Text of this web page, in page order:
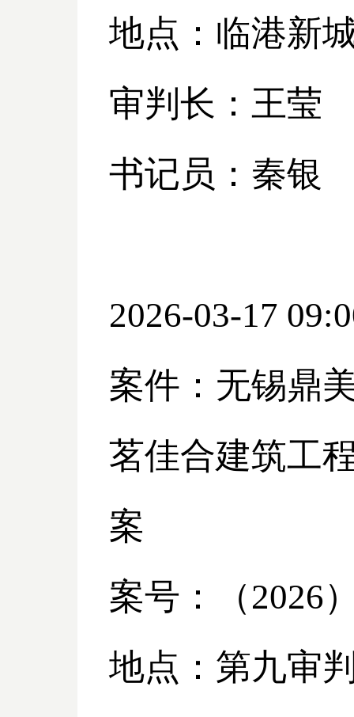
地点：临港新
审判长：王莹
书记员：秦银
2026-03-17
案件：无锡鼎
茗佳合建筑工
案
案号：（2026
地点：第九审